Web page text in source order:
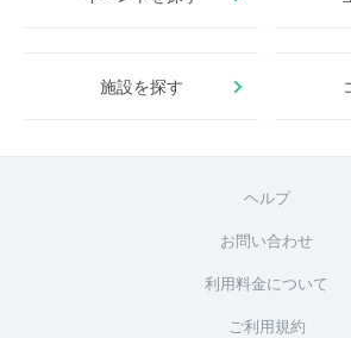
施設を探す
ヘルプ
お問い合わせ
利用料金について
ご利用規約